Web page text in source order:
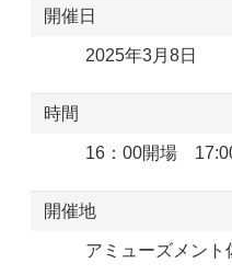
開催日
2025年3月8日
時間
16：00開場
開催地
アミューズメン